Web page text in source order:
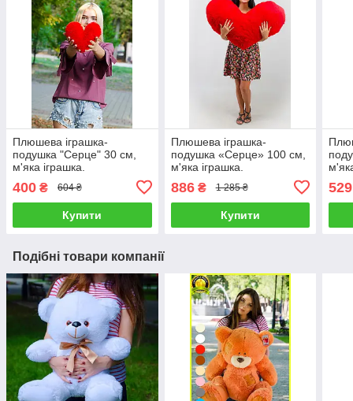
Плюшева іграшка-
подушка "Серце" 30 см,
м'яка іграшка.
400 ₴ 604 ₴
Купити
Плюшева іграшка-
подушка «Серце» 100 см,
м'яка іграшка.
886₴ 1 285 ₴
Купити
529
Подібні товари компанії